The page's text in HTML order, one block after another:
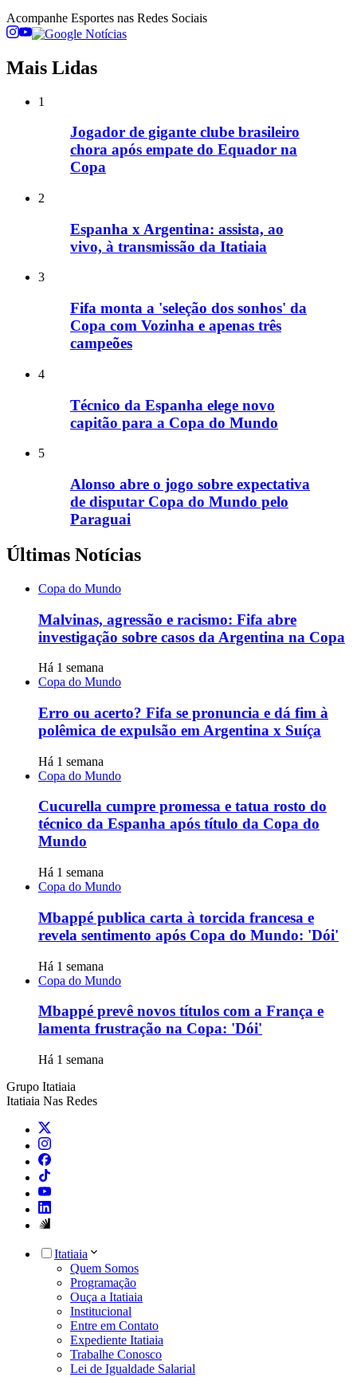
Acompanhe Esportes nas Redes Sociais
Mais Lidas
1
Jogador de gigante clube brasileiro
chora após empate do Equador na
Copa
2
Espanha x Argentina: assista, ao
vivo, à transmissão da Itatiaia
3
Fifa monta a 'seleção dos sonhos' da
Copa com Vozinha e apenas três
campeões
4
Técnico da Espanha elege novo
capitão para a Copa do Mundo
5
Alonso abre o jogo sobre expectativa
de disputar Copa do Mundo pelo
Paraguai
Últimas Notícias
Copa do Mundo
Malvinas, agressão e racismo: Fifa abre
investigação sobre casos da Argentina na Copa
Há 1 semana
Copa do Mundo
Erro ou acerto? Fifa se pronuncia e dá fim à
polêmica de expulsão em Argentina x Suíça
Há 1 semana
Copa do Mundo
Cucurella cumpre promessa e tatua rosto do
técnico da Espanha após título da Copa do
Mundo
Há 1 semana
Copa do Mundo
Mbappé publica carta à torcida francesa e
revela sentimento após Copa do Mundo: 'Dói'
Há 1 semana
Copa do Mundo
Mbappé prevê novos títulos com a França e
lamenta frustração na Copa: 'Dói'
Há 1 semana
Grupo Itatiaia
Itatiaia Nas Redes
Itatiaia
Quem Somos
Programação
Ouça a Itatiaia
Institucional
Entre em Contato
Expediente Itatiaia
Trabalhe Conosco
Lei de Igualdade Salarial